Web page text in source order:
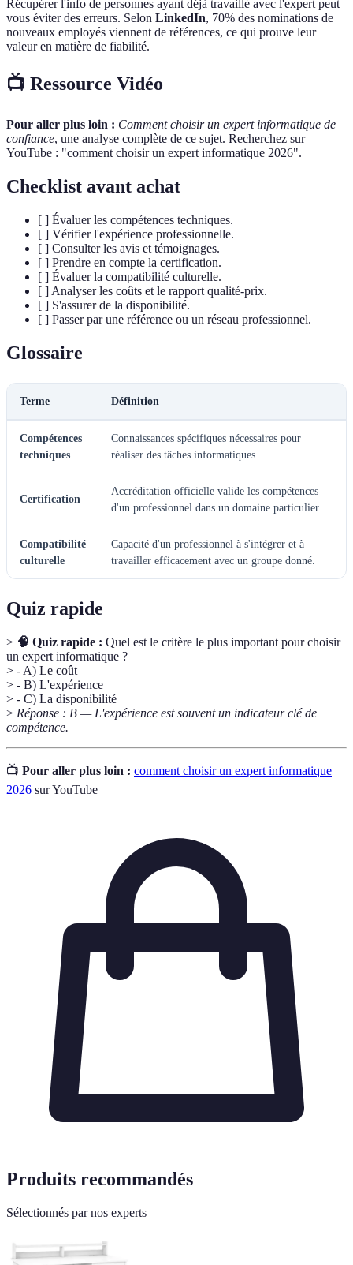
Récupérer l'info de personnes ayant déjà travaillé avec l'expert peut
vous éviter des erreurs. Selon LinkedIn, 70% des nominations de
nouveaux employés viennent de références, ce qui prouve leur
valeur en matière de fiabilité.
📺 Ressource Vidéo
Pour aller plus loin : Comment choisir un expert informatique de
confiance, une analyse complète de ce sujet. Recherchez sur
YouTube : "comment choisir un expert informatique 2026".
Checklist avant achat
[ ] Évaluer les compétences techniques.
[ ] Vérifier l'expérience professionnelle.
[ ] Consulter les avis et témoignages.
[ ] Prendre en compte la certification.
[ ] Évaluer la compatibilité culturelle.
[ ] Analyser les coûts et le rapport qualité-prix.
[ ] S'assurer de la disponibilité.
[ ] Passer par une référence ou un réseau professionnel.
Glossaire
Terme Définition
Compétences
techniques
Connaissances spécifiques nécessaires pour
réaliser des tâches informatiques.
Certification
Accréditation officielle valide les compétences
d'un professionnel dans un domaine particulier.
Compatibilité
culturelle
Capacité d'un professionnel à s'intégrer et à
travailler efficacement avec un groupe donné.
Quiz rapide
> 🧠 Quiz rapide : Quel est le critère le plus important pour choisir
un expert informatique ?
> - A) Le coût
> - B) L'expérience
> - C) La disponibilité
> Réponse : B — L'expérience est souvent un indicateur clé de
compétence.
📺 Pour aller plus loin : comment choisir un expert informatique
2026 sur YouTube
Produits recommandés
Sélectionnés par nos experts